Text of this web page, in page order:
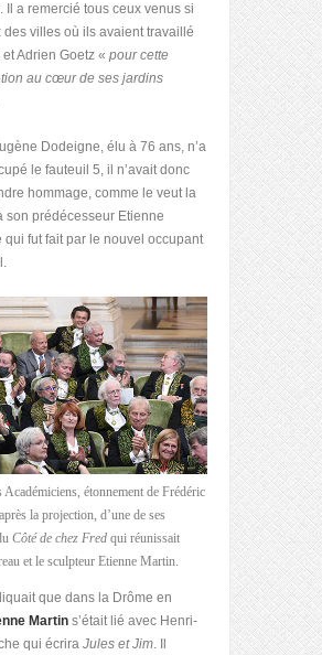
. Il a remercié tous ceux venus si
des villes où ils avaient travaillé
Adrien Goetz « pour cette
au cœur de ses jardins
Dodeigne, élu à 76 ans, n’a
le fauteuil 5, il n’avait donc
hommage, comme le veut la
son prédécesseur Etienne
qui fut fait par le nouvel occupant
Académiciens, étonnement de Frédéric
la projection, d’une de ses
Côté de chez Fred qui réunissait
et le sculpteur Etienne Martin.
que dans la Drôme en
Martin s’était lié avec Henri-
qui écrira Jules et Jim. Il